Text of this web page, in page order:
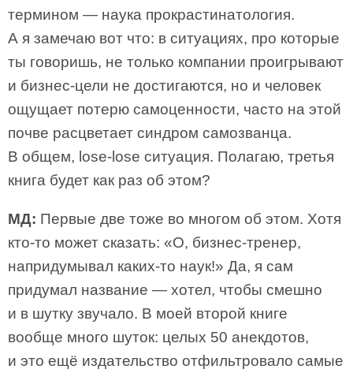
термином — наука прокрастинатология.
А я замечаю вот что: в ситуациях, про которые
ты говоришь, не только компании проигрывают
и бизнес-цели не достигаются, но и человек
ощущает потерю самоценности, часто на этой
почве расцветает синдром самозванца.
В общем, lose-lose ситуация. Полагаю, третья
книга будет как раз об этом?
МД: Первые две тоже во многом об этом. Хотя
кто-то может сказать: «О, бизнес-тренер,
напридумывал каких-то наук!» Да, я сам
придумал название — хотел, чтобы смешно
и в шутку звучало. В моей второй книге
вообще много шуток: целых 50 анекдотов,
и это ещё издательство отфильтровало самые